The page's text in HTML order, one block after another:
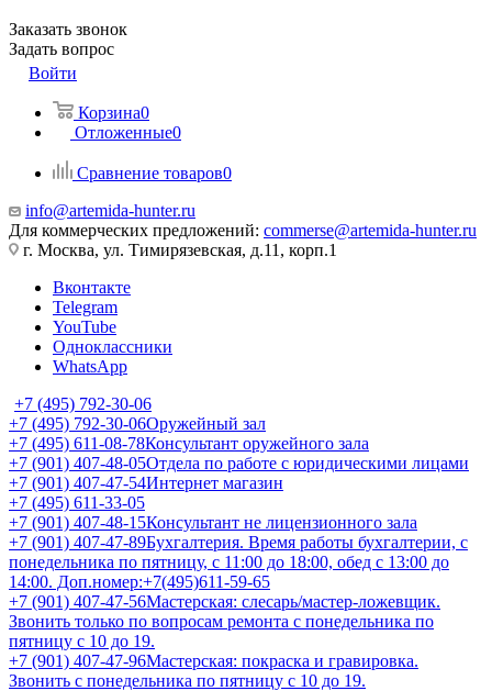
Заказать звонок
Задать вопрос
Войти
Корзина0
Отложенные0
Сравнение товаров0
info@artemida-hunter.ru
Для коммерческих предложений: commerse@artemida-hunter.ru
г. Москва, ул. Тимирязевская, д.11, корп.1
Вконтакте
Telegram
YouTube
Одноклассники
WhatsApp
+7 (495) 792-30-06
+7 (495) 792-30-06Оружейный зал
+7 (495) 611-08-78Консультант оружейного зала
+7 (901) 407-48-05Отдела по работе с юридическими лицами
+7 (901) 407-47-54Интернет магазин
+7 (495) 611-33-05
+7 (901) 407-48-15Консультант не лицензионного зала
+7 (901) 407-47-89Бухгалтерия. Время работы бухгалтерии, с
понедельника по пятницу, с 11:00 до 18:00, обед с 13:00 до
14:00. Доп.номер:+7(495)611-59-65
+7 (901) 407-47-56Мастерская: слесарь/мастер-ложевщик.
Звонить только по вопросам ремонта с понедельника по
пятницу с 10 до 19.
+7 (901) 407-47-96Мастерская: покраска и гравировка.
Звонить с понедельника по пятницу с 10 до 19.